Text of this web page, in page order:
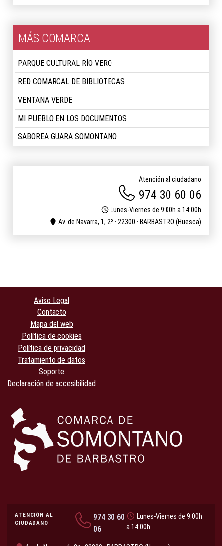
MÁS COMARCA
PARQUE CULTURAL RÍO VERO
RED COMARCAL DE BIBLIOTECAS
VENTANA VERDE
MI PUEBLO EN LOS DOCUMENTOS
SABOREA GUARA SOMONTANO
Atención al ciudadano
974 30 60 06
Lunes-Viernes de 9:00h a 14:00h
Av. de Navarra, 1, 2º · 22300 · BARBASTRO (Huesca)
Aviso Legal
Contacto
Mapa del web
Política de cookies
Política de privacidad
Tratamiento de datos
Soporte
Declaración de accesibilidad
ATENCIÓN AL
CIUDADANO
974 30 60
06
Lunes-Viernes de 9:00h
a 14:00h